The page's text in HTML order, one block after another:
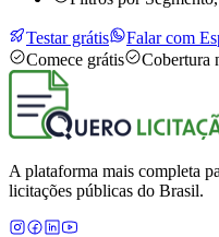
Testar grátis
Falar com
Comece grátis
Cobertura
A plataforma mais completa
licitações públicas do Brasil.